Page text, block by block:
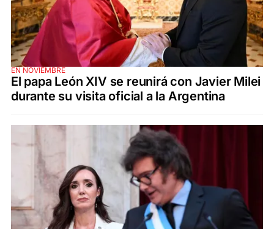
EN NOVIEMBRE
El papa León XIV se reunirá con Javier Milei
durante su visita oficial a la Argentina